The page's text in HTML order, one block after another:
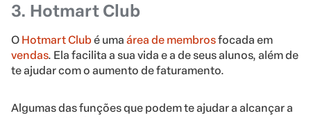
3. Hotmart Club
O Hotmart Club é uma área de membrosfocada em
vendas. Ela facilita a sua vida e a de seus alunos, além de
te ajudar com o aumento de faturamento.
Algumas das funções que podem te ajudar a alcançar a